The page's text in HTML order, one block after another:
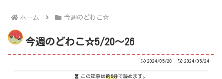
ホーム 今週のどわこ☆
今週のどわこ☆5/20～26
2024/05/20 2024/05/24
この記事は約5分で読めます。